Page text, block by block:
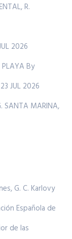
R.
2026
PLAYA By
JUL 2026
SANTA MARINA,
G. C. Karlovy
Española de
de las